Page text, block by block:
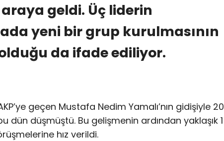
geldi. Üç liderin
yeni bir grup kurulmasının
da ifade ediliyor.
geçen Mustafa Nedim Yamalı’nın gidişiyle 20
dün düşmüştü. Bu gelişmenin ardından yaklaşık 1
hız verildi.